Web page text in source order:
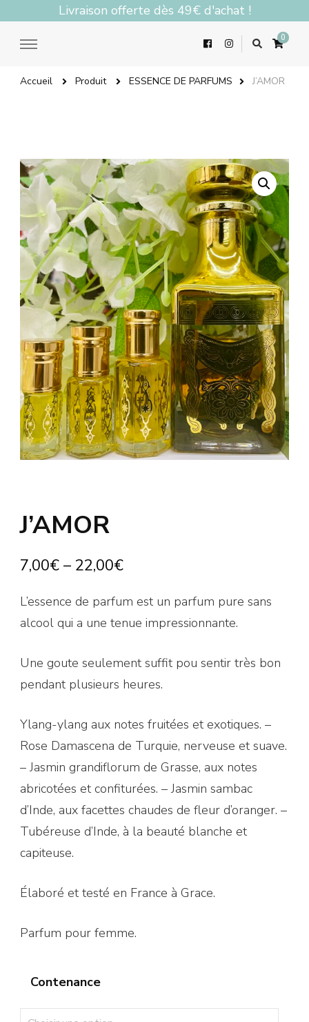
Livraison offerte dès 49€ d'achat !
0
Accueil Produit ESSENCE DE PARFUMS J’AMOR
J’AMOR
7,00€ – 22,00€
L’essence de parfum est un parfum pure sans
alcool qui a une tenue impressionnante.
Une goute seulement suffit pou sentir très bon
pendant plusieurs heures.
Ylang-ylang aux notes fruitées et exotiques. –
Rose Damascena de Turquie, nerveuse et suave.
– Jasmin grandiflorum de Grasse, aux notes
abricotées et confiturées. – Jasmin sambac
d’Inde, aux facettes chaudes de fleur d’oranger. –
Tubéreuse d’Inde, à la beauté blanche et
capiteuse.
Élaboré et testé en France à Grace.
Parfum pour femme.
Contenance